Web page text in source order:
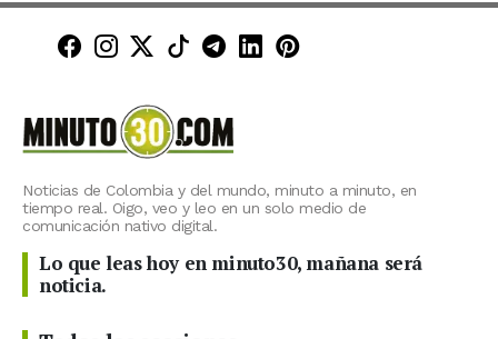
Minuto30 en Facebook
Minuto30 en Instagram
Minuto30 en X (Twitter)
Minuto30 en TikTok
Canal de Minuto30 en
Minuto30 en LinkedIn
Minuto30 en
Noticias de Colombia y del mundo, minuto a minuto, en
tiempo real. Oigo, veo y leo en un solo medio de
comunicación nativo digital.
Lo que leas hoy en minuto30, mañana será
noticia.